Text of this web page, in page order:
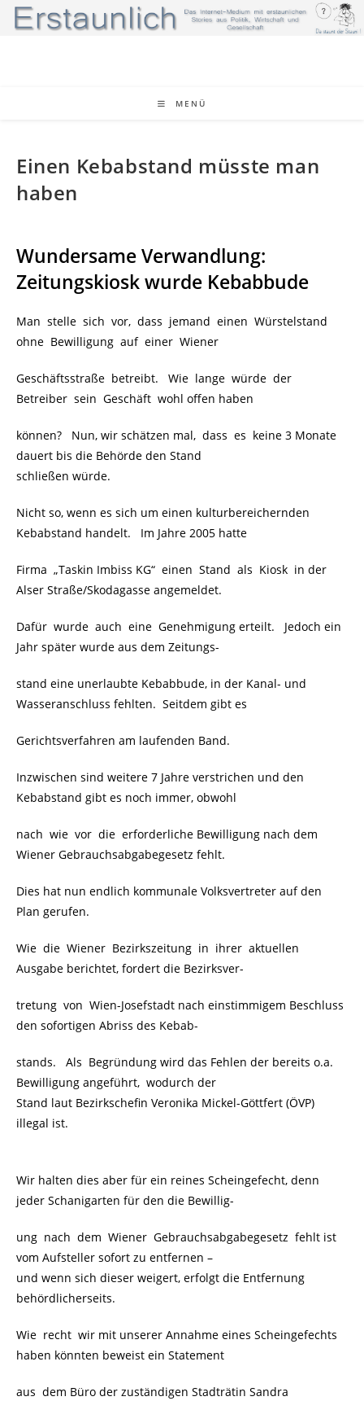
Zum
Inhalt
MENÜ
Einen Kebabstand müsste man
haben
Wundersame Verwandlung:
Zeitungskiosk wurde Kebabbude
Man stelle sich vor, dass jemand einen Würstelstand
ohne Bewilligung auf einer Wiener
Geschäftsstraße betreibt. Wie lange würde der
Betreiber sein Geschäft wohl offen haben
können? Nun, wir schätzen mal, dass es keine 3 Monate
dauert bis die Behörde den Stand
schließen würde.
Nicht so, wenn es sich um einen kulturbereichernden
Kebabstand handelt. Im Jahre 2005 hatte
Firma „Taskin Imbiss KG“ einen Stand als Kiosk in der
Alser Straße/Skodagasse angemeldet.
Dafür wurde auch eine Genehmigung erteilt. Jedoch ein
Jahr später wurde aus dem Zeitungs-
stand eine unerlaubte Kebabbude, in der Kanal- und
Wasseranschluss fehlten. Seitdem gibt es
Gerichtsverfahren am laufenden Band.
Inzwischen sind weitere 7 Jahre verstrichen und den
Kebabstand gibt es noch immer, obwohl
nach wie vor die erforderliche Bewilligung nach dem
Wiener Gebrauchsabgabegesetz fehlt.
Dies hat nun endlich kommunale Volksvertreter auf den
Plan gerufen.
Wie die Wiener Bezirkszeitung in ihrer aktuellen
Ausgabe berichtet, fordert die Bezirksver-
tretung von Wien-Josefstadt nach einstimmigem Beschluss
den sofortigen Abriss des Kebab-
stands. Als Begründung wird das Fehlen der bereits o.a.
Bewilligung angeführt, wodurch der
Stand laut Bezirkschefin Veronika Mickel-Göttfert (ÖVP)
illegal ist.
Wir halten dies aber für ein reines Scheingefecht, denn
jeder Schanigarten für den die Bewillig-
ung nach dem Wiener Gebrauchsabgabegesetz fehlt ist
vom Aufsteller sofort zu entfernen –
und wenn sich dieser weigert, erfolgt die Entfernung
behördlicherseits.
Wie recht wir mit unserer Annahme eines Scheingefechts
haben könnten beweist ein Statement
aus dem Büro der zuständigen Stadträtin Sandra